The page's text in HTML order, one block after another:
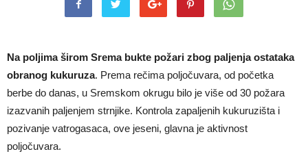
Na poljima širom Srema bukte požari zbog paljenja ostataka
obranog kukuruza. Prema rečima poljočuvara, od početka
berbe do danas, u Sremskom okrugu bilo je više od 30 požara
izazvanih paljenjem strnjike. Kontrola zapaljenih kukuruzišta i
pozivanje vatrogasaca, ove jeseni, glavna je aktivnost
poljočuvara.